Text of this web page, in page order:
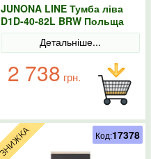
JUNONA LINE Тумба ліва
D1D-40-82L BRW Польща
Сонома
Детальніше...
2 738 грн.
Код:17378